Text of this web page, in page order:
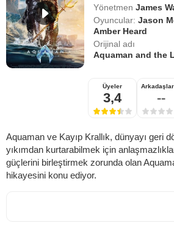
Yönetmen James
Oyuncular: Jason
Amber Heard
Orijinal adı
Aquaman and the
Üyeler
3,4 --
Aquaman ve Kayıp Krallık, dünyayı geri
yıkımdan kurtarabilmek için
güçlerini birleştirmek zorunda olan
hikayesini konu ediyor.